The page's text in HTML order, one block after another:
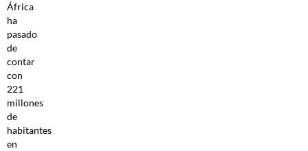
África
ha
pasado
de
contar
con
221
millones
de
habitantes
en